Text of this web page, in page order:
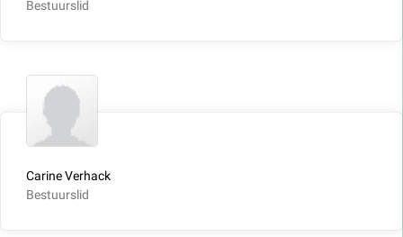
Bestuurslid
Carine Verhack
Bestuurslid